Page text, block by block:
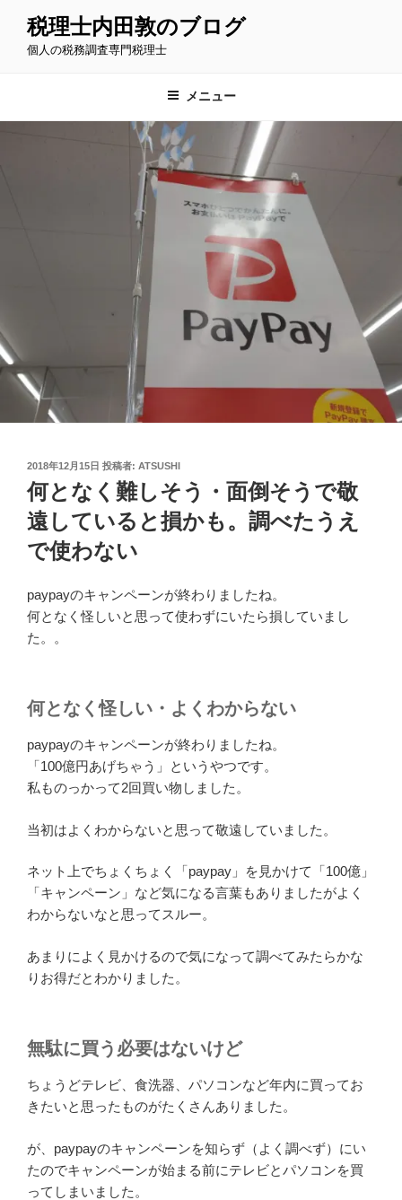
税理士内田敦のブログ
個人の税務調査専門税理士
メニュー
投
稿
日:
2018年12月15日 投稿者: ATSUSHI
何となく難しそう・面倒そうで敬
遠していると損かも。調べたうえ
で使わない
paypayのキャンペーンが終わりましたね。
何となく怪しいと思って使わずにいたら損していまし
た。。
何となく怪しい・よくわからない
paypayのキャンペーンが終わりましたね。
「100億円あげちゃう」というやつです。
私ものっかって2回買い物しました。
当初はよくわからないと思って敬遠していました。
ネット上でちょくちょく「paypay」を見かけて「100億」
「キャンペーン」など気になる言葉もありましたがよく
わからないなと思ってスルー。
あまりによく見かけるので気になって調べてみたらかな
りお得だとわかりました。
無駄に買う必要はないけど
ちょうどテレビ、食洗器、パソコンなど年内に買ってお
きたいと思ったものがたくさんありました。
が、paypayのキャンペーンを知らず（よく調べず）にい
たのでキャンペーンが始まる前にテレビとパソコンを買
ってしまいました。